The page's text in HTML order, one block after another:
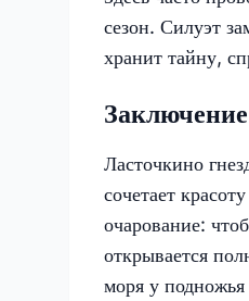
сезон. Силуэт
хранит тайну,
Заключение
Ласточкино
сочетает
очарование:
открывается
моря у